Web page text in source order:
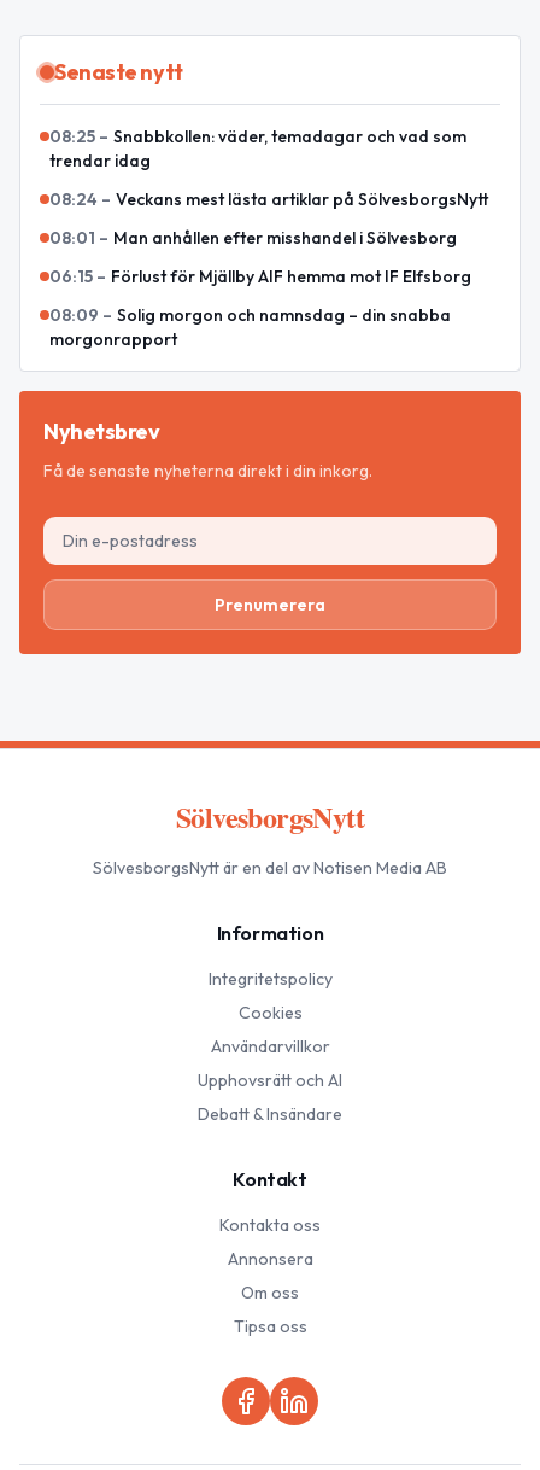
Senaste nytt
08:25 – Snabbkollen: väder, temadagar och vad som
trendar idag
08:24 – Veckans mest lästa artiklar på SölvesborgsNytt
08:01 – Man anhållen efter misshandel i Sölvesborg
06:15 – Förlust för Mjällby AIF hemma mot IF Elfsborg
08:09 – Solig morgon och namnsdag – din snabba
morgonrapport
Nyhetsbrev
Få de senaste nyheterna direkt i din inkorg.
Prenumerera
SölvesborgsNytt
SölvesborgsNyttär en del av Notisen Media AB
Information
Integritetspolicy
Cookies
Användarvillkor
Upphovsrätt och AI
Debatt & Insändare
Kontakt
Kontakta oss
Annonsera
Om oss
Tipsa oss